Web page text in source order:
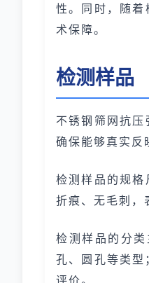
性。同时，随
术保障。
检测样品
不锈钢筛网抗
确保能够真实反
检测样品的规
折痕、无毛刺，
检测样品的分
孔、圆孔等类